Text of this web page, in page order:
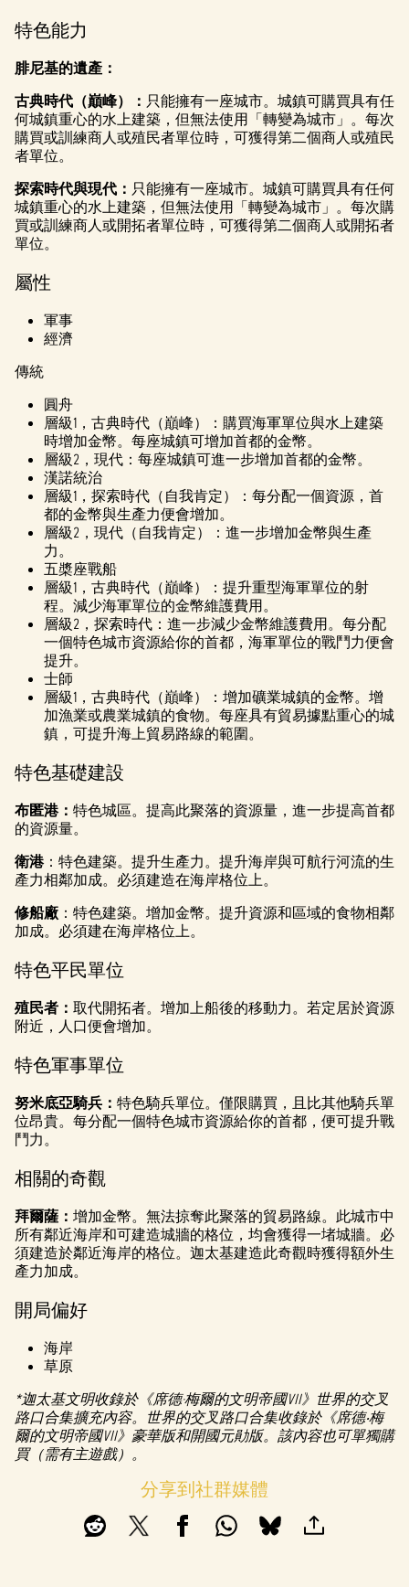
特色能力
腓尼基的遺產：
古典時代（巔峰）： 只能擁有一座城市。城鎮可購買具有任
何城鎮重心的水上建築，但無法使用「轉變為城市」。每次
購買或訓練商人或殖民者單位時，可獲得第二個商人或殖民
者單位。
探索時代與現代： 只能擁有一座城市。城鎮可購買具有任何
城鎮重心的水上建築，但無法使用「轉變為城市」。每次購
買或訓練商人或開拓者單位時，可獲得第二個商人或開拓者
單位。
屬性
軍事
經濟
傳統
圓舟
層級1，古典時代（巔峰）：購買海軍單位與水上建築
時增加金幣。每座城鎮可增加首都的金幣。
層級2，現代：每座城鎮可進一步增加首都的金幣。
漢諾統治
層級1，探索時代（自我肯定）：每分配一個資源，首
都的金幣與生產力便會增加。
層級2，現代（自我肯定）：進一步增加金幣與生產
力。
五槳座戰船
層級1，古典時代（巔峰）：提升重型海軍單位的射
程。減少海軍單位的金幣維護費用。
層級2，探索時代：進一步減少金幣維護費用。每分配
一個特色城市資源給你的首都，海軍單位的戰鬥力便會
提升。
士師
層級1，古典時代（巔峰）：增加礦業城鎮的金幣。增
加漁業或農業城鎮的食物。每座具有貿易據點重心的城
鎮，可提升海上貿易路線的範圍。
特色基礎建設
布匿港： 特色城區。提高此聚落的資源量，進一步提高首都
的資源量。
衛港：特色建築。提升生產力。提升海岸與可航行河流的生
產力相鄰加成。必須建造在海岸格位上。
修船廠 ：特色建築。增加金幣。提升資源和區域的食物相鄰
加成。必須建在海岸格位上。
特色平民單位
殖民者： 取代開拓者。增加上船後的移動力。若定居於資源
附近，人口便會增加。
特色軍事單位
努米底亞騎兵： 特色騎兵單位。僅限購買，且比其他騎兵單
位昂貴。每分配一個特色城市資源給你的首都，便可提升戰
鬥力。
相關的奇觀
拜爾薩： 增加金幣。無法掠奪此聚落的貿易路線。此城市中
所有鄰近海岸和可建造城牆的格位，均會獲得一堵城牆。必
須建造於鄰近海岸的格位。迦太基建造此奇觀時獲得額外生
產力加成。
開局偏好
海岸
草原
*迦太基文明收錄於《席德·梅爾的文明帝國VII》世界的交叉
路口合集擴充內容。世界的交叉路口合集收錄於《席德‧梅
爾的文明帝國VII》豪華版和開國元勛版。該內容也可單獨購
買（需有主遊戲）。
分享到社群媒體